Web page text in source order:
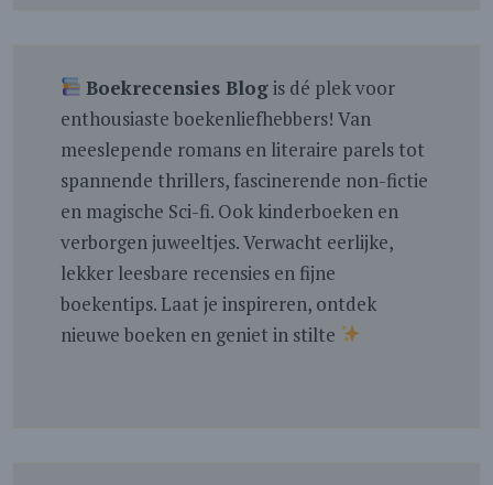
Boekrecensies Blogis dé plek voor
enthousiaste boekenliefhebbers! Van
meeslepende romans en literaire parels tot
spannende thrillers, fascinerende non-fictie
en magische Sci-fi. Ook kinderboeken en
verborgen juweeltjes. Verwacht eerlijke,
lekker leesbare recensies en fijne
boekentips. Laat je inspireren, ontdek
nieuwe boeken en geniet in stilte